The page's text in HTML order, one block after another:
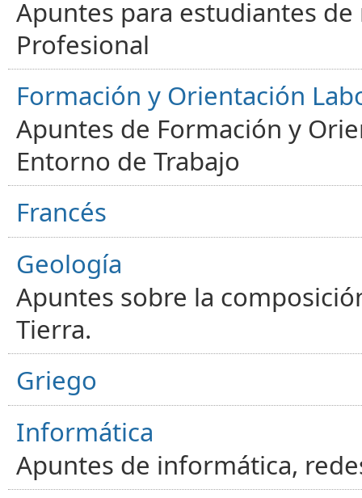
Apuntes para estudiantes
Profesional
Formación y Orientación
Apuntes de Formación y
Entorno de Trabajo
Francés
Geología
Apuntes sobre la
Tierra.
Griego
Informática
Apuntes de informática,